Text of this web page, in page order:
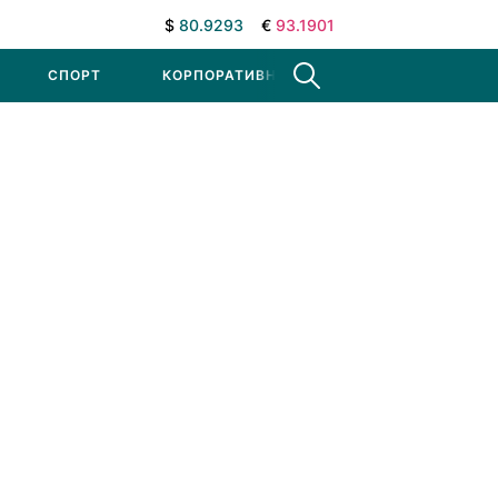
$ 80.9293 € 93.1901
СПОРТ КОРПОРАТИВНЫЕ НОВОСТИ